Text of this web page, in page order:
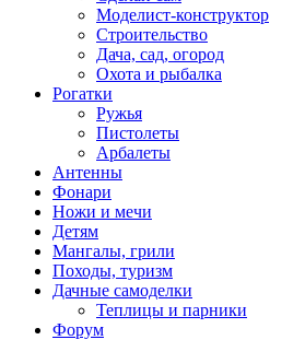
Моделист-конструктор
Строительство
Дача, сад, огород
Охота и рыбалка
Рогатки
Ружья
Пистолеты
Арбалеты
Антенны
Фонари
Ножи и мечи
Детям
Мангалы, грили
Походы, туризм
Дачные самоделки
Теплицы и парники
Форум